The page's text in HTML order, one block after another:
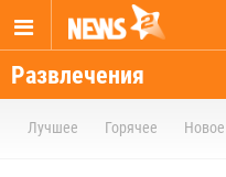
Развлечения
Лучшее Горячее Новое